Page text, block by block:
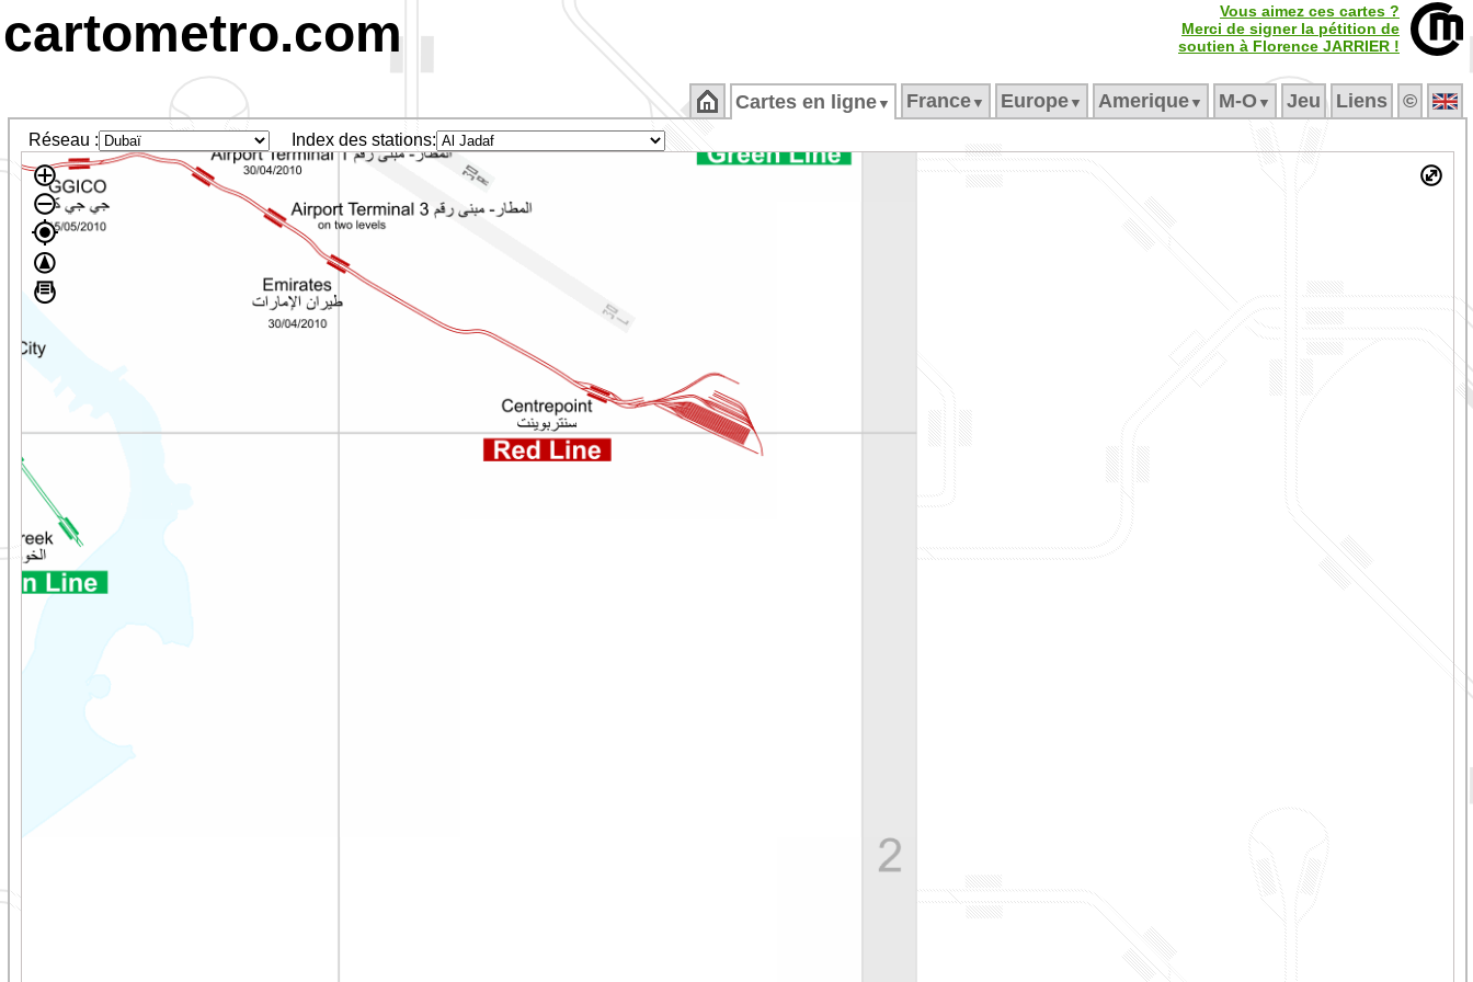
cartometro.com
Vous aimez ces cartes ?
Merci de signer la pétition de
soutien à Florence JARRIER !
Cartes en ligne ▼ France ▼ Europe ▼ Amerique ▼ M‑O ▼ Jeu Liens ©
Réseau : Index des stations: